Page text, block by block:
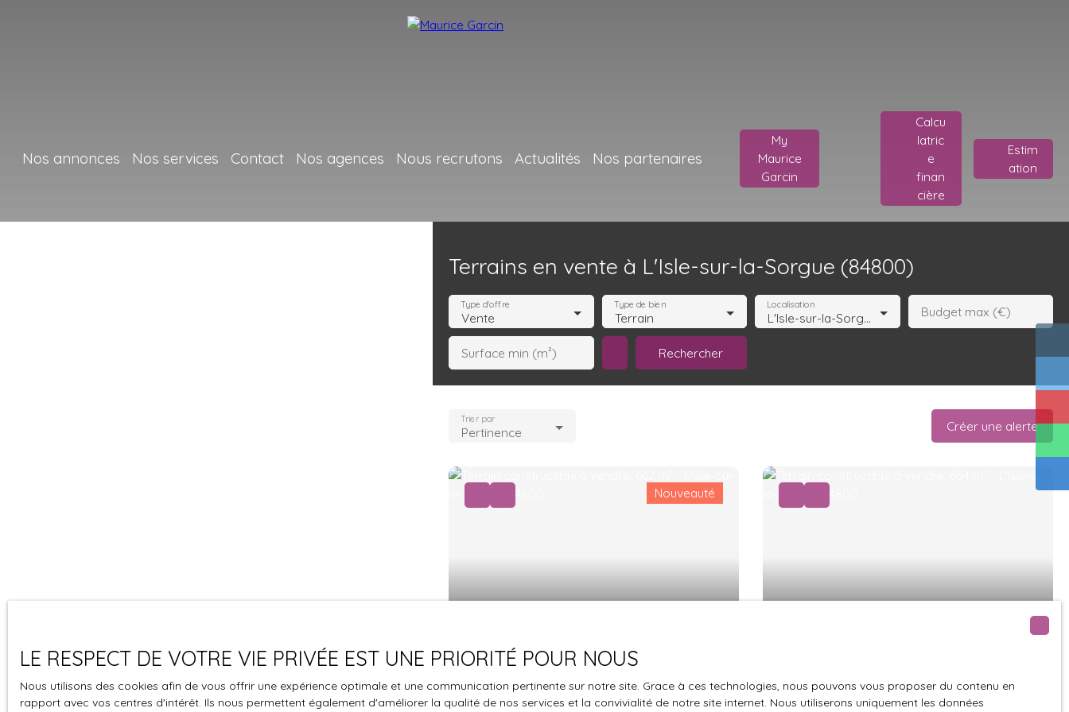
Nos annonces Nos services Contact Nos agences Nous recrutons Actualités Nos partenaires
My
Maurice
Garcin
Calcu
latric
e
finan
cière
Estim
ation
Terrains en vente à L'Isle-sur-la-Sorgue (84800)
Vente
Type d'offre
Terrain
Type de bien
L'Isle-sur-la-Sorgue (84800)
Localisation Budget max (€)
Surface min (m²) Rechercher
Pertinence
Trier par Créer une alerte
Nouveauté
662m² L'Isle-sur-la-Sorgue 84800
VENDRE
654m² L'Isle-sur-la-Sorgue 84800
LE RESPECT DE VOTRE VIE PRIVÉE EST UNE PRIORITÉ POUR NOUS
Nous utilisons des cookies afin de vous offrir une expérience optimale et une communication pertinente sur notre site. Grace à ces technologies, nous pouvons vous proposer du contenu en
rapport avec vos centres d'intérêt. Ils nous permettent également d'améliorer la qualité de nos services et la convivialité de notre site internet. Nous utiliserons uniquement les données